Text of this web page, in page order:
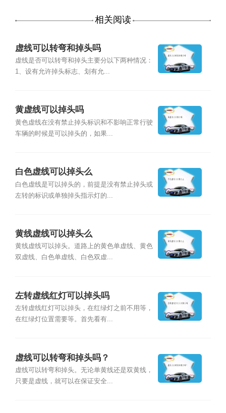
相关阅读
虚线可以转弯和掉头吗
虚线是否可以转弯和掉头主要分以下两种情况：
1、设有允许掉头标志、划有允...
黄虚线可以掉头吗
黄色虚线在没有禁止掉头标识和不影响正常行驶
车辆的时候是可以掉头的，如果...
白色虚线可以掉头么
白色虚线是可以掉头的，前提是没有禁止掉头或
左转的标识或单独掉头指示灯的...
黄线虚线可以掉头么
黄线虚线可以掉头。道路上的黄色单虚线、黄色
双虚线、白色单虚线、白色双虚...
左转虚线红灯可以掉头吗
左转虚线红灯可以掉头，在红绿灯之前不用等，
在红绿灯位置需要等。首先看有...
虚线可以转弯和掉头吗？
虚线可以转弯和掉头。无论单黄线还是双黄线，
只要是虚线，就可以在保证安全...